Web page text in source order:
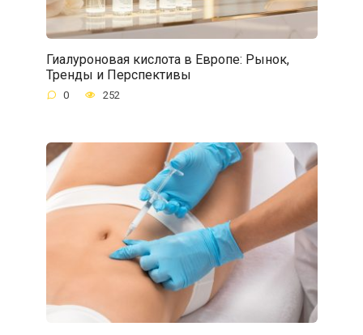
Гиалуроновая кислота в Европе: Рынок,
Тренды и Перспективы
0 252